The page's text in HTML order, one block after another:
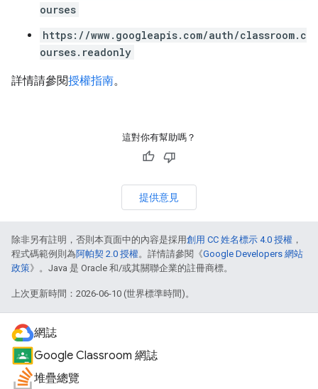
ourses
https://www.googleapis.com/auth/classroom.c
ourses.readonly
詳情請參閱授權指南。
這對你有幫助嗎？
提供意見
除非另有註明，否則本頁面中的內容是採用創用 CC 姓名標示 4.0 授權 ，
程式碼範例則為阿帕契 2.0 授權。詳情請參閱《Google Developers 網站
政策》。Java 是 Oracle 和/或其關聯企業的註冊商標。
上次更新時間：2026-06-10 (世界標準時間)。
網誌
Google Classroom 網誌
堆疊總覽